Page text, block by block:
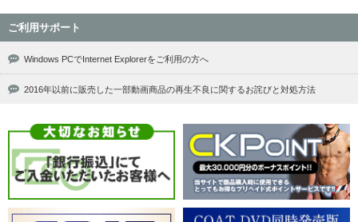
ご利用サポート
Windows PCでInternet Explorerをご利用の方へ
2016年以前に販売した一部動画商品の再生不良に関するお詫びと対処方法